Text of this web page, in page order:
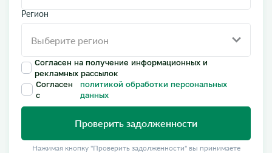
Регион
Согласен на получение информационных и
рекламных рассылок
Согласен
с
политикой обработки персональных
данных
Проверить задолженности
Нажимая кнопку "Проверить задолженности" вы принимаете